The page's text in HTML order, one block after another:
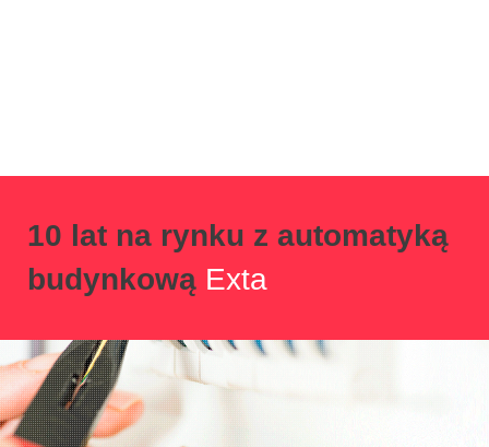
10 lat na rynku z automatyką
budynkowąExta